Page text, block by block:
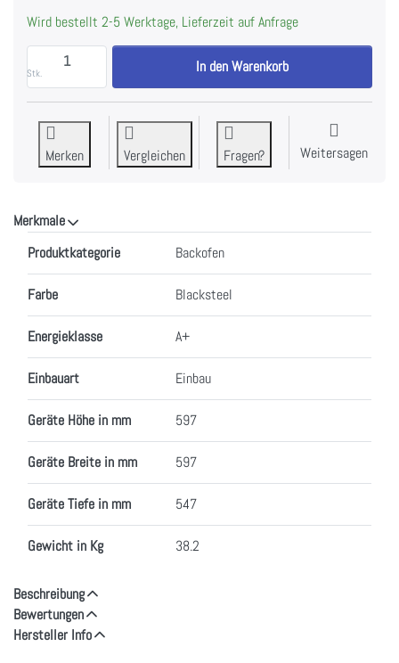
Wird bestellt 2-5 Werktage, Lieferzeit auf Anfrage
Stk.
ASKO OT 8687 BB Backofen CRAFT schwarz
In den Warenkorb
Merken Vergleichen Fragen? Weitersagen
Merkmale
Produktkategorie Backofen
Farbe Blacksteel
Energieklasse A+
Einbauart Einbau
Geräte Höhe in mm 597
Geräte Breite in mm 597
Geräte Tiefe in mm 547
Gewicht in Kg 38.2
Beschreibung
Bewertungen
Hersteller Info